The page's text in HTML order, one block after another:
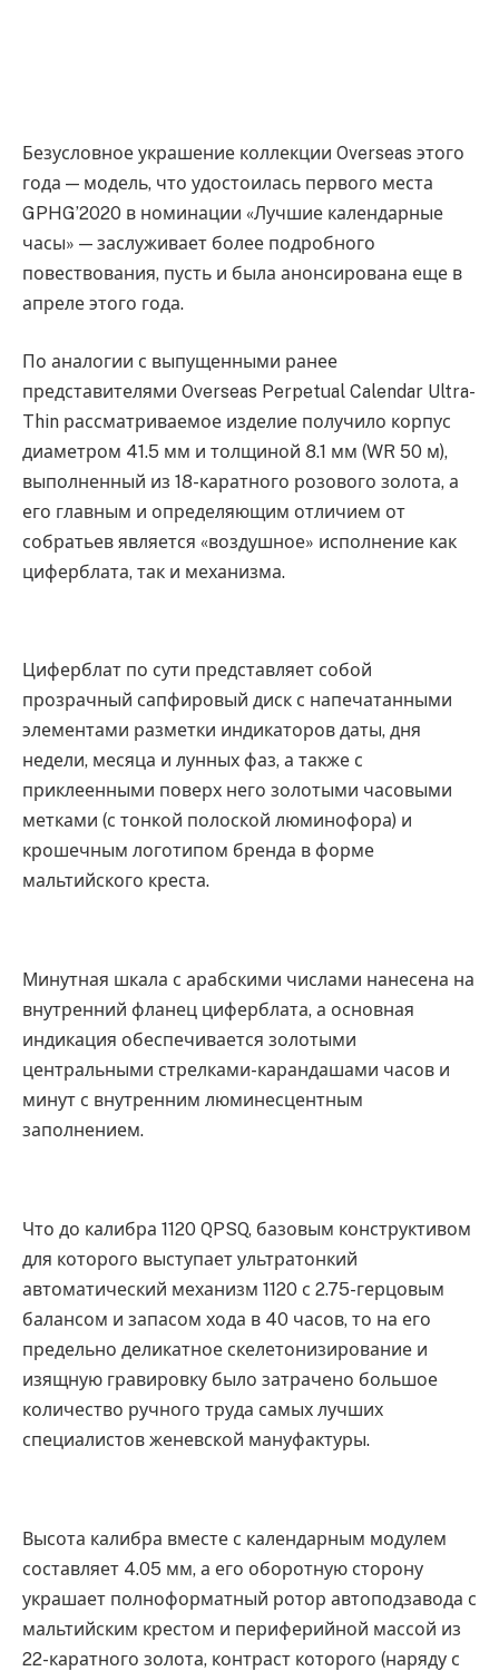
Безусловное украшение коллекции Overseas этого
года — модель, что удостоилась первого места
GPHG’2020 в номинации «Лучшие календарные
часы» — заслуживает более подробного
повествования, пусть и была анонсирована еще в
апреле этого года.
По аналогии с выпущенными ранее
представителями Overseas Perpetual Calendar Ultra-
Thin рассматриваемое изделие получило корпус
диаметром 41.5 мм и толщиной 8.1 мм (WR 50 м),
выполненный из 18-каратного розового золота, а
его главным и определяющим отличием от
собратьев является «воздушное» исполнение как
циферблата, так и механизма.
Циферблат по сути представляет собой
прозрачный сапфировый диск с напечатанными
элементами разметки индикаторов даты, дня
недели, месяца и лунных фаз, а также с
приклеенными поверх него золотыми часовыми
метками (с тонкой полоской люминофора) и
крошечным логотипом бренда в форме
мальтийского креста.
Минутная шкала с арабскими числами нанесена на
внутренний фланец циферблата, а основная
индикация обеспечивается золотыми
центральными стрелками-карандашами часов и
минут с внутренним люминесцентным
заполнением.
Что до калибра 1120 QPSQ, базовым конструктивом
для которого выступает ультратонкий
автоматический механизм 1120 с 2.75-герцовым
балансом и запасом хода в 40 часов, то на его
предельно деликатное скелетонизирование и
изящную гравировку было затрачено большое
количество ручного труда самых лучших
специалистов женевской мануфактуры.
Высота калибра вместе с календарным модулем
составляет 4.05 мм, а его оборотную сторону
украшает полноформатный ротор автоподзавода с
мальтийским крестом и периферийной массой из
22-каратного золота, контраст которого (наряду с